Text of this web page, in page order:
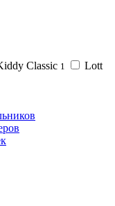
Classic 1 Lott